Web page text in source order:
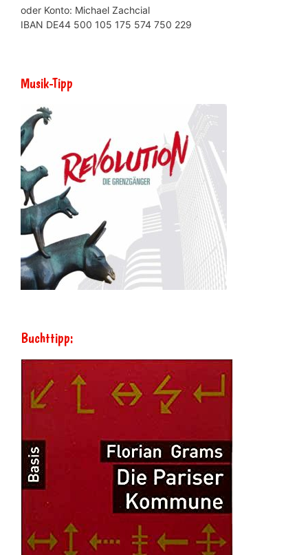
oder Konto: Michael Zachcial
IBAN DE44 500 105 175 574 750 229
Musik-Tipp
Buchttipp: